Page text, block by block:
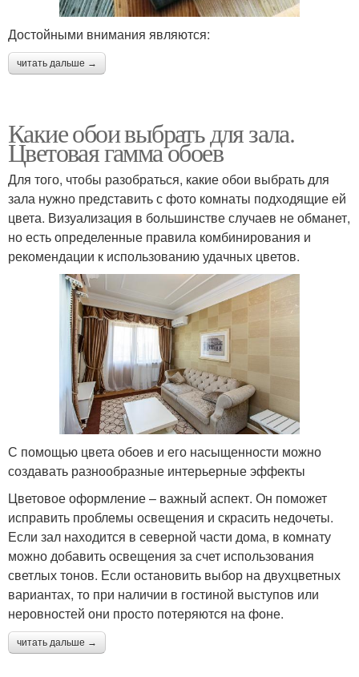
Достойными внимания являются:
читать дальше →
Какие обои выбрать для зала.
Цветовая гамма обоев
Для того, чтобы разобраться, какие обои выбрать для
зала нужно представить с фото комнаты подходящие ей
цвета. Визуализация в большинстве случаев не обманет,
но есть определенные правила комбинирования и
рекомендации к использованию удачных цветов.
С помощью цвета обоев и его насыщенности можно
создавать разнообразные интерьерные эффекты
Цветовое оформление – важный аспект. Он поможет
исправить проблемы освещения и скрасить недочеты.
Если зал находится в северной части дома, в комнату
можно добавить освещения за счет использования
светлых тонов. Если остановить выбор на двухцветных
вариантах, то при наличии в гостиной выступов или
неровностей они просто потеряются на фоне.
читать дальше →